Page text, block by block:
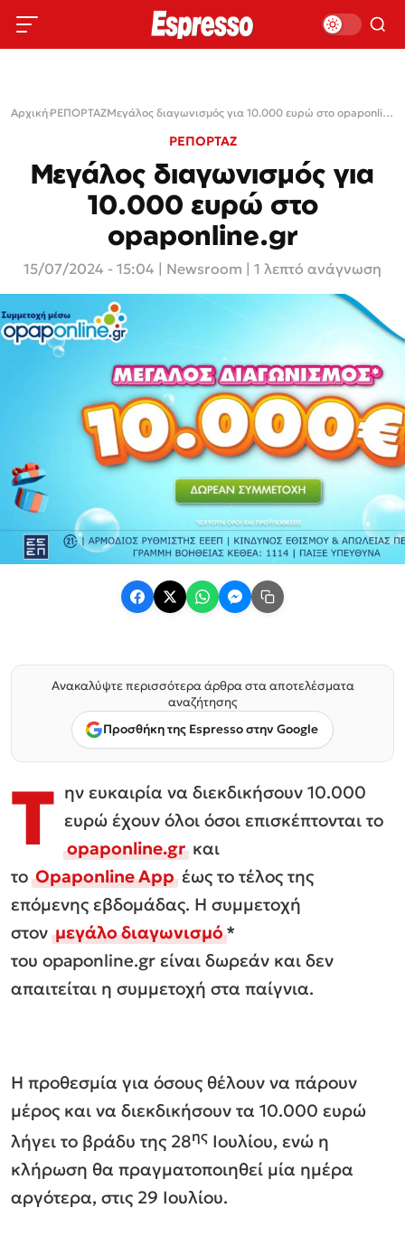
Αρχική›ΡΕΠΟΡΤΑΖ› Μεγάλος διαγωνισμός για 10.000 ευρώ στο opaponline.gr
ΡΕΠΟΡΤΑΖ
Μεγάλος διαγωνισμός για
10.000 ευρώ στο
opaponline.gr
15/07/2024 - 15:04 Newsroom | 1 λεπτό ανάγνωση
Ανακαλύψτε περισσότερα άρθρα στα αποτελέσματα
αναζήτησης
Προσθήκη της Espresso στην Google
Τ ην ευκαιρία να διεκδικήσουν 10.000
ευρώ έχουν όλοι όσοι επισκέπτονται το
opaponline.grκαι
τοOpaponline Appέως το τέλος της
επόμενης εβδομάδας. Η συμμετοχή
στονμεγάλο διαγωνισμό*
του opaponline.gr είναι δωρεάν και δεν
απαιτείται η συμμετοχή στα παίγνια.
Η προθεσμία για όσους θέλουν να πάρουν
μέρος και να διεκδικήσουν τα 10.000 ευρώ
λήγει το βράδυ της 28ης Ιουλίου, ενώ η
κλήρωση θα πραγματοποιηθεί μία ημέρα
αργότερα, στις 29 Ιουλίου.